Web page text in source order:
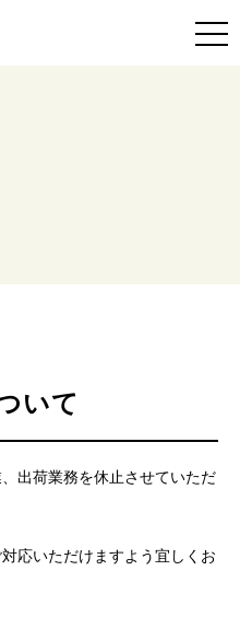
いて
出荷業務を休止させていただ
応いただけますよう宜しくお